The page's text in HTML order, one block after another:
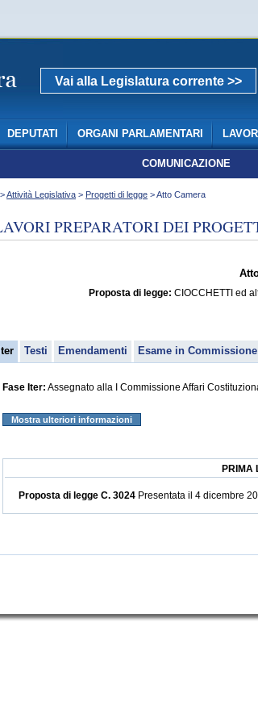
Vai alla Legislatura corrente >>
DEPUTATI ORGANI PARLAMENTARI LAVORI
COMUNICAZIONE
>Attività Legislativa > Progetti di legge > Atto Camera
PREPARATORI DEI
Proposta di legge: CIOCCHETTI ed
Iter Testi Emendamenti Esame in Commissione
Fase Iter: Assegnato alla I Commissione Affari
Mostra ulteriori informazioni
PRIMA
Proposta di legge C. 3024 Presentata il 4 dicembre